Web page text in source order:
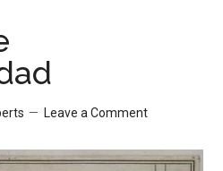
Leave a Comment